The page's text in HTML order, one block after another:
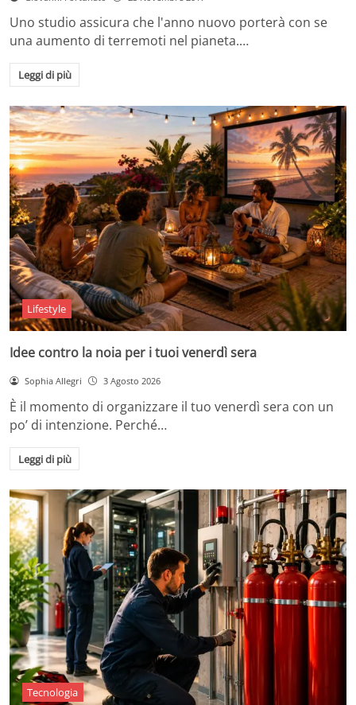
Uno studio assicura che l'anno nuovo porterà con se
una aumento di terremoti nel pianeta.…
Leggi di più
Lifestyle
Idee contro la noia per i tuoi venerdì sera
Sophia Allegri 3 Agosto 2026
È il momento di organizzare il tuo venerdì sera con un
po’ di intenzione. Perché…
Leggi di più
Tecnologia